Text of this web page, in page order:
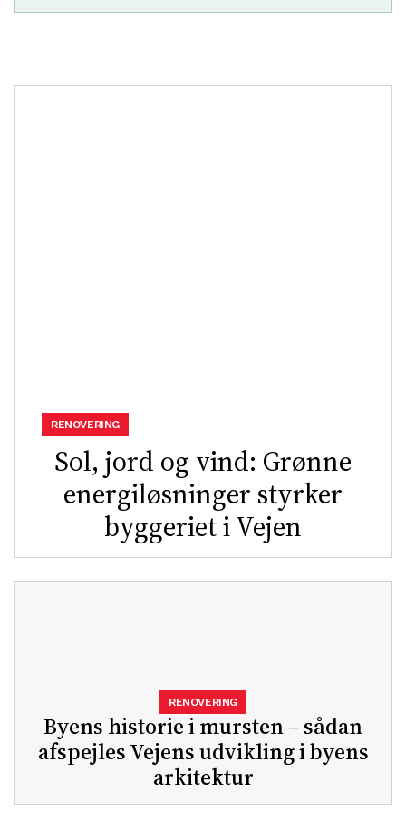
Sol, jord og vind: Grønne
energiløsninger styrker
byggeriet i Vejen
RENOVERING
Byens historie i mursten – sådan
afspejles Vejens udvikling i byens
arkitektur
RENOVERING